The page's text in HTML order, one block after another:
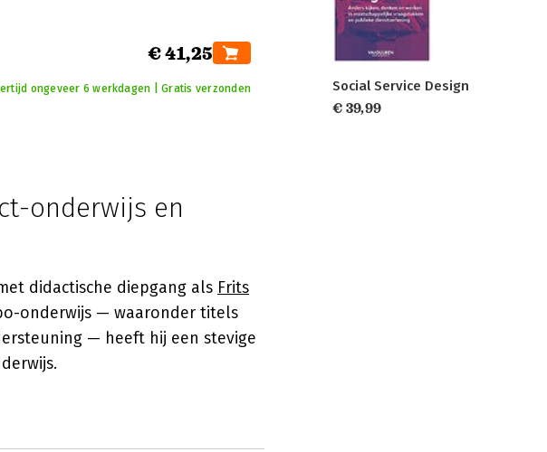
€ 41,25
ongeveer 6 werkdagen | Gratis verzonden
onderwijs en
didactische diepgang als Frits
onderwijs — waaronder titels
— heeft hij een stevige
Social Service Design
€ 39,99